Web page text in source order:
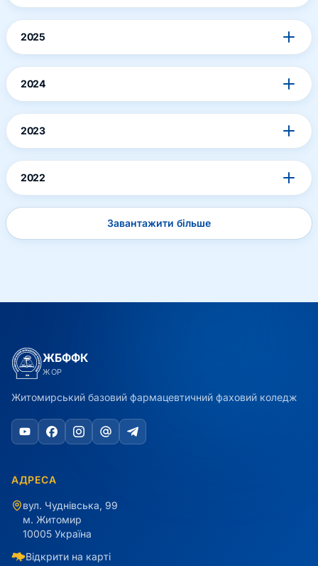
2025
2024
2023
2022
Завантажити більше
ЖБФФК
ЖОР
Житомирський базовий фармацевтичний фаховий коледж
АДРЕСА
вул. Чуднівська, 99
м. Житомир
10005 Україна
Відкрити на карті